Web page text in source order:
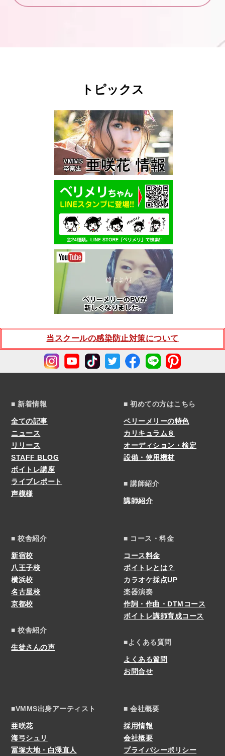
トピックス
当スクールの感染防止対策について
■ 新着情報
全ての記事
ニュース
リリース
STAFF BLOG
ボイトレ講座
ライブレポート
声模様
■ 初めての方はこちら
ベリーメリーの特色
カリキュラム８
オーディション・検定
設備・使用機材
■ 講師紹介
講師紹介
■ 校舎紹介
新宿校
八王子校
横浜校
名古屋校
京都校
■ 校舎紹介
生徒さんの声
■ コース・料金
コース料金
ボイトレとは？
カラオケ採点UP
楽器演奏
作詞・作曲・DTMコース
ボイトレ講師育成コース
■よくある質問
よくある質問
お問合せ
■VMMS出身アーティスト
亜咲花
海弓シュリ
冨塚大地・白澤直人
■ 会社概要
採用情報
会社概要
プライバシーポリシー